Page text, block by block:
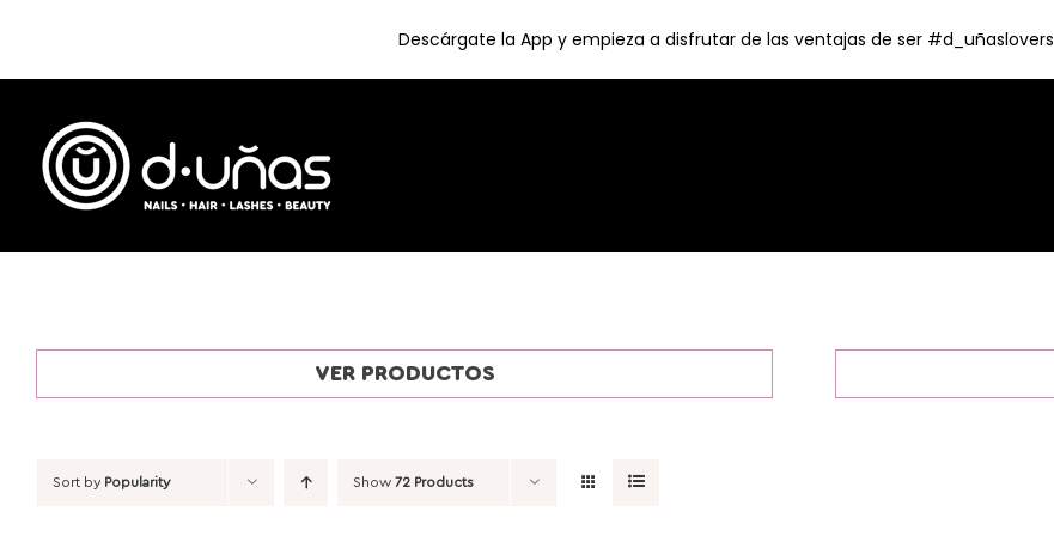
content
VER PRODUCTOS
Sort by Popularity Show 72 Products
Descárgate la App y empieza a disfrutar de las ventajas de ser #d_uñaslovers